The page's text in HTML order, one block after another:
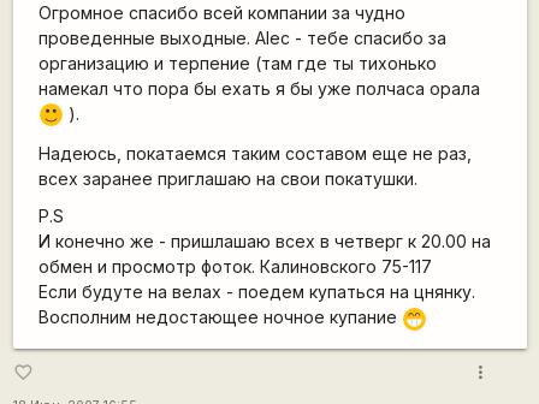
Огромное спасибо всей компании за чудно
проведенные выходные. Alec - тебе спасибо за
организацию и терпение (там где ты тихонько
намекал что пора бы ехать я бы уже полчаса орала
:)
).
Надеюсь, покатаемся таким составом еще не раз,
всех заранее приглашаю на свои покатушки.
P.S
И конечно же - пришлашаю всех в четверг к 20.00 на
обмен и просмотр фоток. Калиновского 75-117
Если будуте на велах - поедем купаться на цнянку.
Восполним недостающее ночное купание ;D
favorite_border more_vert